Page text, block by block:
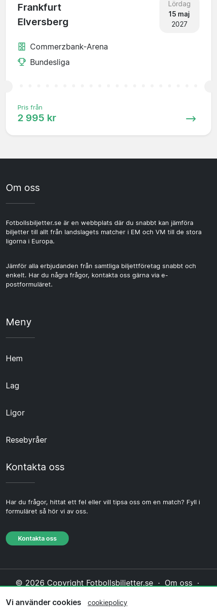
Frankfurt
Elversberg
Lördag
15 maj
2027
Commerzbank-Arena
Bundesliga
Pris från
2 995 kr
Om oss
Fotbollsbiljetter.se är en webbplats där du snabbt kan jämföra
biljetter till allt från landslagets matcher i EM och VM till de stora
ligorna i Europa.
Jämför alla erbjudanden från samtliga biljettföretag snabbt och
enkelt. Har du några frågor, kontakta oss gärna via e-
postformuläret.
Meny
Hem
Lag
Ligor
Resebyråer
Kontakta oss
Har du frågor, hittat ett fel eller vill tipsa oss om en match? Fyll i
formuläret så hör vi av oss.
Kontakta oss
© 2026 Copyright Fotbollsbiljetter.se · Om oss ·
Redaktionell policy
Vi använder cookies cookiepolicy